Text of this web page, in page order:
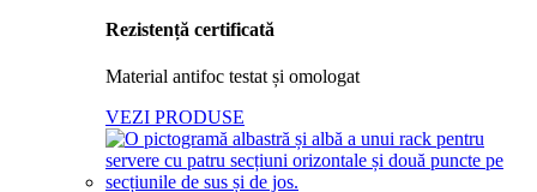
Rezistență certificată
Material antifoc testat și omologat
VEZI PRODUSE